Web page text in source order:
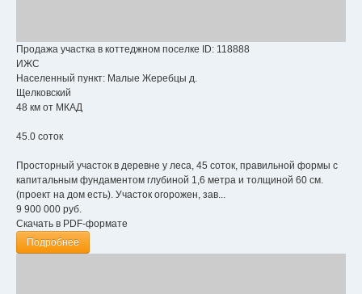
Продажа участка в коттеджном поселке ID: 118888
ИЖС
Населенный пункт: Малые Жеребцы д.
Щелковский
48 км от МКАД
45.0 соток
Просторный участок в деревне у леса, 45 соток, правильной формы с
капитальным фундаментом глубиной 1,6 метра и толщиной 60 см.
(проект на дом есть). Участок огорожен, зав...
9 900 000 руб.
Скачать в PDF-формате
Подробнее